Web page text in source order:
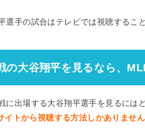
選手の試合はテレビでは視聴するこ
の大谷翔平を見るなら、
に出場する大谷翔平選手を見るには
トから視聴する方法しかありません